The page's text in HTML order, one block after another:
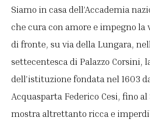
Siamo in casa dell’Accademia
che cura con amore e impegno la
di fronte, su via della Lungara,
settecentesca di Palazzo Corsini,
dell’istituzione fondata nel 1603
Acquasparta Federico Cesi, fino
mostra altrettanto ricca e